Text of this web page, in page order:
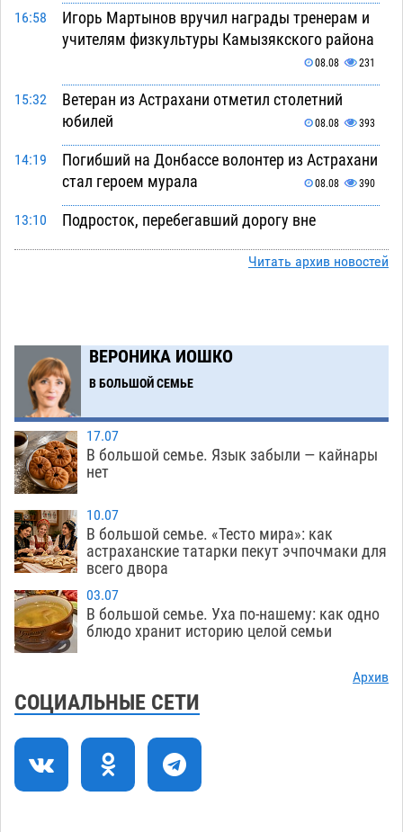
16:58
Игорь Мартынов вручил награды тренерам и
учителям физкультуры Камызякского района
08.08 231
15:32
Ветеран из Астрахани отметил столетний
юбилей
08.08 393
14:19
Погибший на Донбассе волонтер из Астрахани
стал героем мурала
08.08 390
13:10
Подросток, перебегавший дорогу вне
08.08 526
08.08 343
10:51
Фаворитская ноша: астраханские
гандболисты крупно проиграли пермякам
09:00
Лидеры чеченской диаспоры в Астрахани
осудили выходку молодого лихача с улицы
Никольской
18:00
Завтра астраханцы проведут день в режиме
экстремальной температурной нагрузки
17:09
Астраханский котлован с мусором угрожает
плодородию Харабалинского района
555
16:24
Игорь Редькин проинспектировал
земельного массива для льготников
Читать архив новостей
ВЕРОНИКА ИОШКО
В БОЛЬШОЙ СЕМЬЕ
17.07
В большой семье. Язык забыли — кайнары
нет
10.07
В большой семье. «Тесто мира»: как
астраханские татарки пекут эчпочмаки для
всего двора
03.07
В большой семье. Уха по-нашему: как одно
блюдо хранит историю целой семьи
Архив
СОЦИАЛЬНЫЕ СЕТИ